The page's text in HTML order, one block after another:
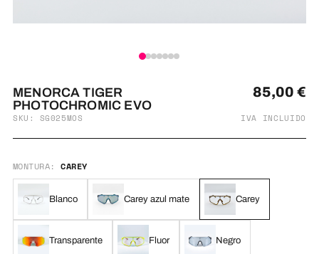
MENORCA TIGER
PHOTOCHROMIC EVO
85,00 €
SKU: SG025MOS IVA INCLUIDO
MONTURA:CAREY
Blanco Carey azul mate Carey
Transparente Fluor Negro